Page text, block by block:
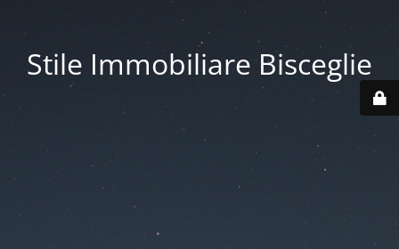
Stile Immobiliare Bisceglie